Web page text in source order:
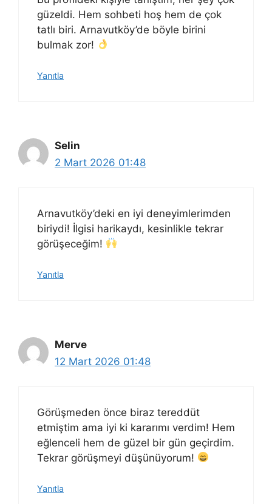
güzeldi. Hem sohbeti hoş hem de çok
tatlı biri. Arnavutköy’de böyle birini
bulmak zor!
Yanıtla
Selin
2 Mart 2026 01:48
Arnavutköy’deki en iyi deneyimlerimden
biriydi! İlgisi harikaydı, kesinlikle tekrar
görüşeceğim!
Yanıtla
Merve
12 Mart 2026 01:48
Görüşmeden önce biraz tereddüt
etmiştim ama iyi ki kararımı verdim! Hem
eğlenceli hem de güzel bir gün geçirdim.
Tekrar görüşmeyi düşünüyorum!
Yanıtla